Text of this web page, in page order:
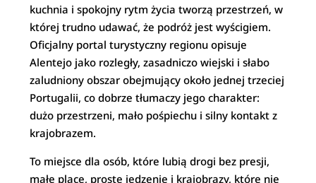
kuchnia i spokojny rytm życia tworzą przestrzeń, w
której trudno udawać, że podróż jest wyścigiem.
Oficjalny portal turystyczny regionu opisuje
Alentejo jako rozległy, zasadniczo wiejski i słabo
zaludniony obszar obejmujący około jednej trzeciej
Portugalii, co dobrze tłumaczy jego charakter:
dużo przestrzeni, mało pośpiechu i silny kontakt z
krajobrazem.
To miejsce dla osób, które lubią drogi bez presji,
małe place, proste jedzenie i krajobrazy, które nie